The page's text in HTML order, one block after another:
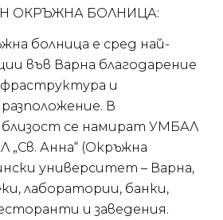
ОКРЪЖНА БОЛНИЦА:
болница е сред най-
във Варна благодарение
и
В
се намират УМБАЛ
„Св. Анна“ (Окръжна
университет – Варна,
лаборатории, банки,
и заведения.